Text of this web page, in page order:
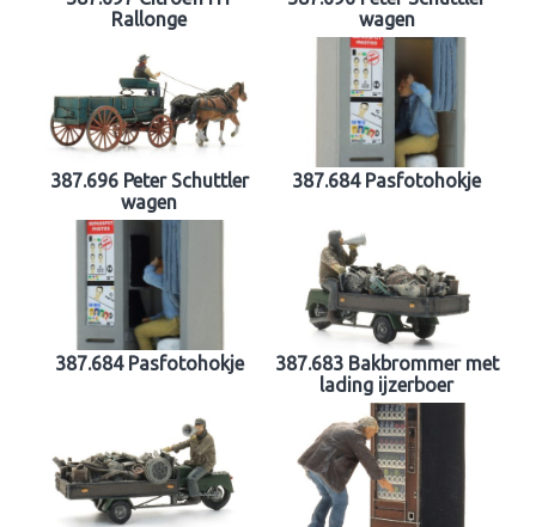
Rallonge
wagen
387.696 Peter Schuttler
wagen
387.684 Pasfotohokje
387.684 Pasfotohokje
387.683 Bakbrommer met
lading ijzerboer